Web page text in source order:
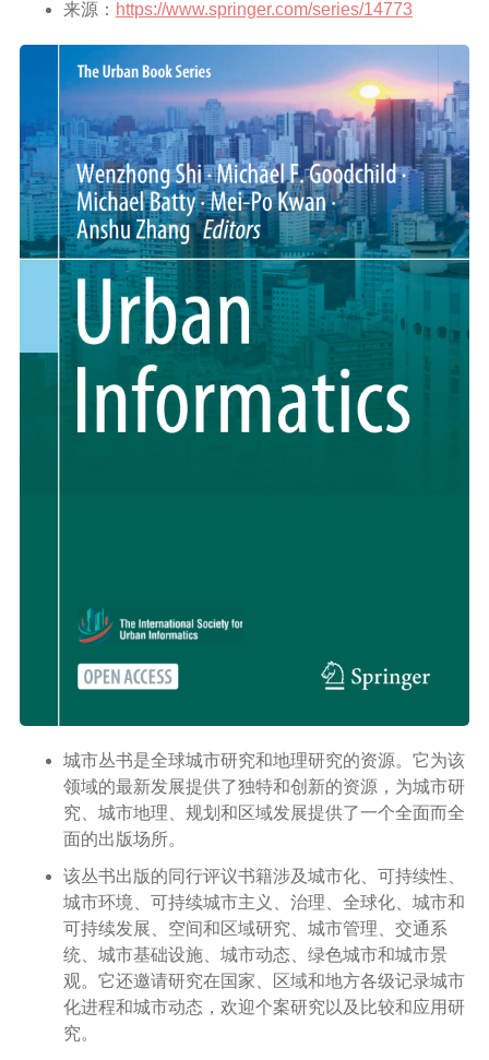
来源： https://www.springer.com/series/14773
城市丛书是全球城市研究和地理研究的资源。它为该
领域的最新发展提供了独特和创新的资源，为城市研
究、城市地理、规划和区域发展提供了一个全面而全
面的出版场所。
该丛书出版的同行评议书籍涉及城市化、可持续性、
城市环境、可持续城市主义、治理、全球化、城市和
可持续发展、空间和区域研究、城市管理、交通系
统、城市基础设施、城市动态、绿色城市和城市景
观。它还邀请研究在国家、区域和地方各级记录城市
化进程和城市动态，欢迎个案研究以及比较和应用研
究。
C++/C
PHP
信息安全
typecho解决方案
安卓开发
Git
GIS
城市信息学